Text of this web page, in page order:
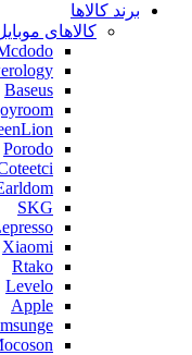
برند کالاها
کالاهای
Baseus
Porodo
SKG
Xiaomi
Rtako
Levelo
Apple